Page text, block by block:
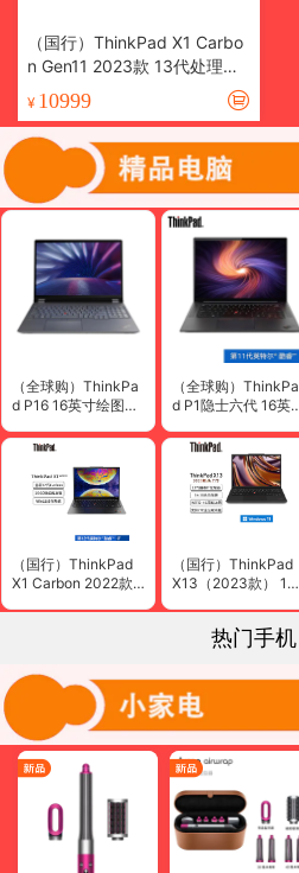
（国行）ThinkPad X1 Carbo
n Gen11 2023款 13代处理器
14英寸轻薄笔记本电脑
¥ 10999
（全球购）ThinkPa
d P16 16英寸绘图设
作站笔记本电脑
（全球购）ThinkPa
d P1隐士六代 16英寸
脑
（国行）ThinkPad
X1 Carbon 2022款
（国行）ThinkPad
X13（2023款） 13
热门手机